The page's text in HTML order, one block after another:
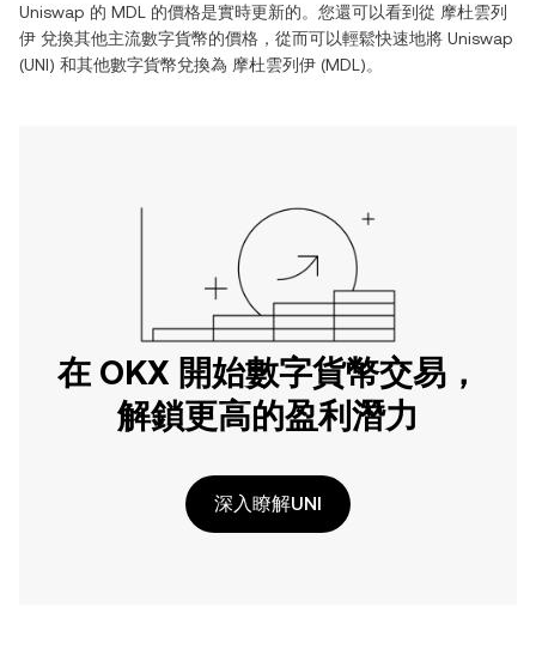
Uniswap 的 MDL 的價格是實時更新的。您還可以看到從 摩杜雲列
伊 兌換其他主流數字貨幣的價格，從而可以輕鬆快速地將 Uniswap
(UNI) 和其他數字貨幣兌換為 摩杜雲列伊 (MDL )。
在 OKX 開始數字貨幣交易，
解鎖更高的盈利潛力
深入瞭解UNI